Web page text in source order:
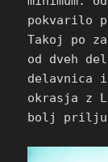
pokvarilo
Takoj po
od dveh
delavnica
okrasja z
bolj